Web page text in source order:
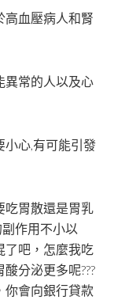
高血壓病人和腎
異常的人以及心
小心,有可能引發
吃胃散還是胃乳
作用不小以
了吧，怎麼我吃
分泌更多呢???
你會向銀行貸款